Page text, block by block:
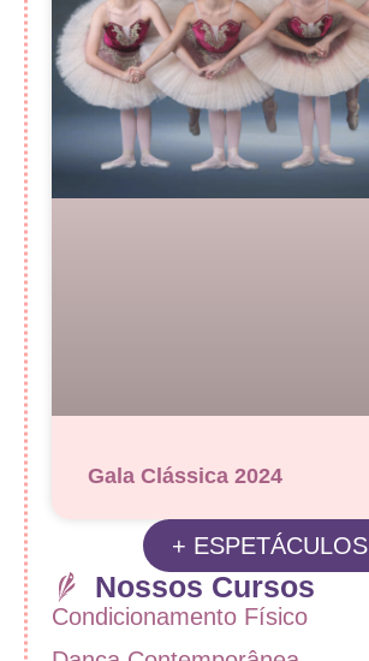
Gala Clássica 2024
+ ESPETÁCULOS
Nossos Cursos
Condicionamento Físico